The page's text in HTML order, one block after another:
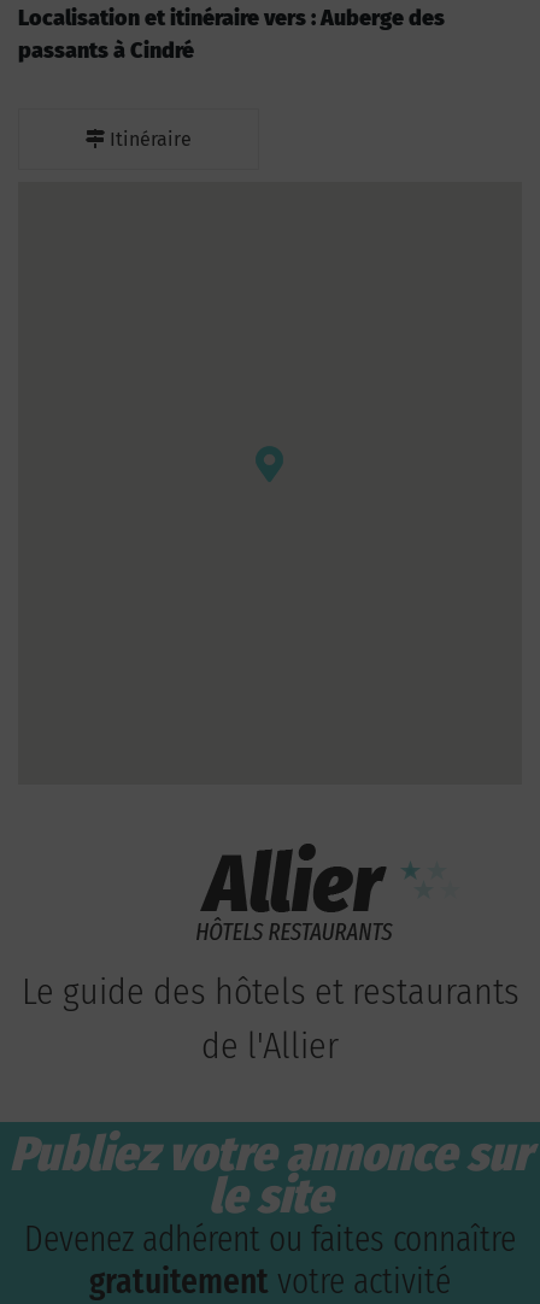
Localisation et itinéraire vers : Auberge des
passants à Cindré
Itinéraire
Le guide des hôtels et restaurants
de l'Allier
Publiez votre annonce sur
le site
Devenez adhérent ou faites connaître
gratuitement votre activité